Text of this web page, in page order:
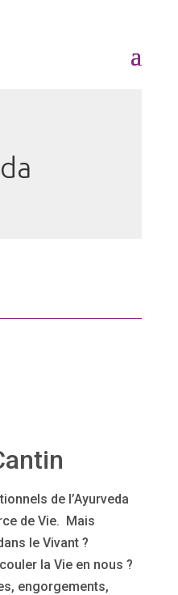
de l’Ayurveda
de Vie. Mais
le Vivant ?
la Vie en nous ?
engorgements,